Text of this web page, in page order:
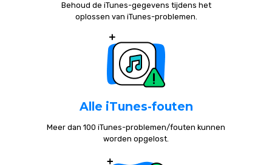
Behoud de iTunes-gegevens tijdens het
oplossen van iTunes-problemen.
Alle iTunes-fouten
Meer dan 100 iTunes-problemen/fouten kunnen
worden opgelost.